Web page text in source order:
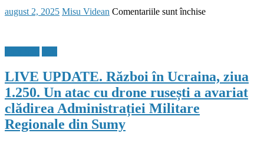
statele
membre
ale
Posted
august 2, 2025 Author
Misu Videan Comentariile sunt închisepentru
ziua
1.256.
Un
LIVE UPDATE. Război în Ucraina, ziua
1.250. Un atac cu drone rusești a avariat
clădirea Administrației Militare
Regionale din Sumy